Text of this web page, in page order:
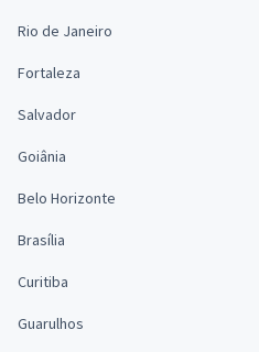
Rio de Janeiro
Fortaleza
Salvador
Goiânia
Belo Horizonte
Brasília
Curitiba
Guarulhos